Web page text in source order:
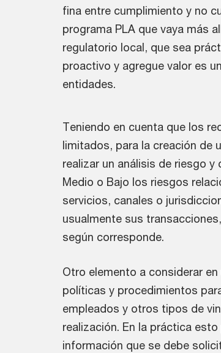
fina entre cumplimiento y no
programa PLA que vaya más
regulatorio local, que sea
proactivo y agregue valor es
entidades.
Teniendo en cuenta que los
limitados, para la creación de
realizar un análisis de riesgo
Medio o Bajo los riesgos
servicios, canales o
usualmente sus
según corresponde.
Otro elemento a considerar
políticas y procedimientos
empleados y otros tipos de
realización. En la práctica
información que se debe